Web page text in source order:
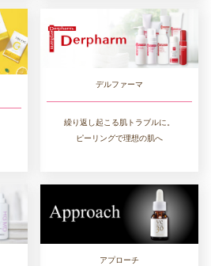
デルファーマ
繰り返し起こる肌トラブルに。
ピーリングで理想の肌へ
アプローチ